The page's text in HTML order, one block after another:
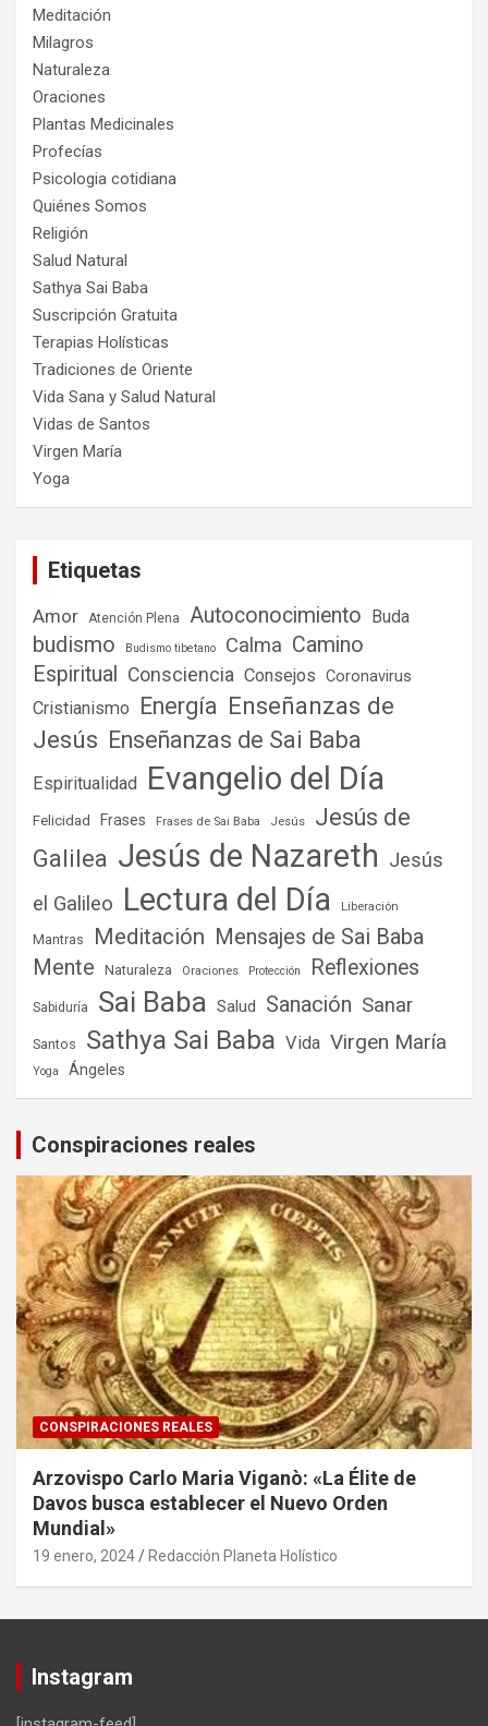
Meditación
Milagros
Naturaleza
Oraciones
Plantas Medicinales
Profecías
Psicologia cotidiana
Quiénes Somos
Religión
Salud Natural
Sathya Sai Baba
Suscripción Gratuita
Terapias Holísticas
Tradiciones de Oriente
Vida Sana y Salud Natural
Vidas de Santos
Virgen María
Yoga
Etiquetas
Amor Atención Plena Autoconocimiento Buda
budismo Budismo tibetano Calma Camino
Espiritual
Consciencia Consejos Coronavirus
Cristianismo Energía Enseñanzas de
Jesús Enseñanzas de Sai Baba
Espiritualidad Evangelio del Día
Felicidad Frases Frases de Sai Baba Jesús
Jesús de
Galilea Jesús de Nazareth Jesús
el Galileo Lectura del Día Liberación
Mantras Meditación Mensajes de Sai Baba
Mente
Naturaleza Oraciones Protección Reflexiones
Sabiduría Sai Baba Salud Sanación Sanar
Santos Sathya Sai Baba Vida Virgen María
Yoga Ángeles
Conspiraciones reales
CONSPIRACIONES REALES
Arzovispo Carlo Maria Viganò: «La Élite de
Davos busca establecer el Nuevo Orden
Mundial»
19 enero, 2024 Redacción Planeta Holístico
Instagram